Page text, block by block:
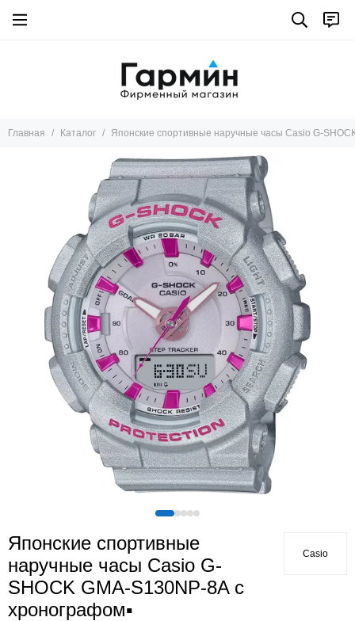
Главная Каталог Японские спортивные наручные часы Casio G-
Японские спортивные
наручные часы Casio G-
SHOCK GMA-S130NP-8A с
хронографом▪
Casio